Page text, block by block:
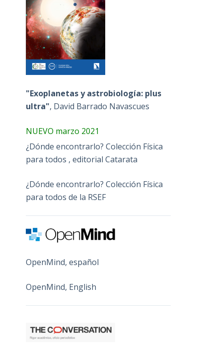
"Exoplanetas y astrobiología: plus
ultra", David Barrado Navascues
NUEVO marzo 2021
¿Dónde encontrarlo? Colección Física
para todos , editorial Catarata
¿Dónde encontrarlo? Colección Física
para todos de la RSEF
OpenMind, español
OpenMind, English